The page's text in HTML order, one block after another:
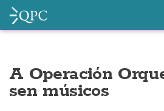
A Operación
sen músicos